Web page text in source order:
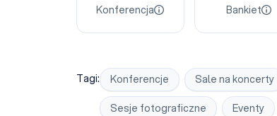
Konferencja Bankiet
Tagi: Konferencje Sale na koncerty
Sesje fotograficzne Eventy